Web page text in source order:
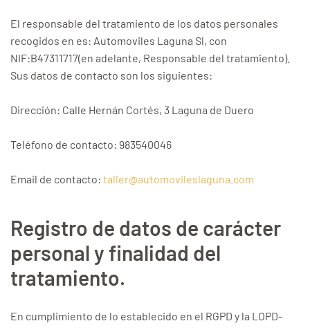
El responsable del tratamiento de los datos personales
recogidos en es: Automoviles Laguna Sl, con
NIF:B47311717(en adelante, Responsable del tratamiento).
Sus datos de contacto son los siguientes:
Dirección: Calle Hernán Cortés, 3 Laguna de Duero
Teléfono de contacto: 983540046
Email de contacto: taller@automovileslaguna.com
Registro de datos de carácter
personal y finalidad del
tratamiento.
En cumplimiento de lo establecido en el RGPD y la LOPD-